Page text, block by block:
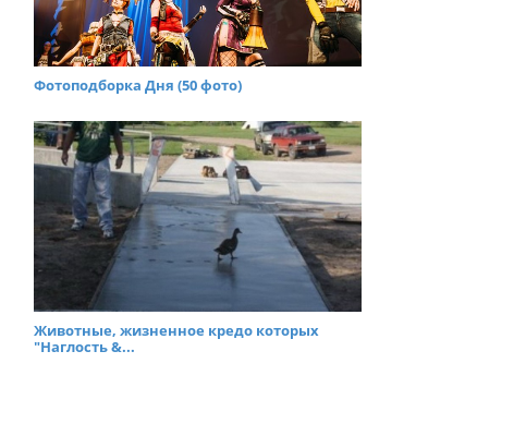
Фотоподборка Дня (50 фото)
Животные, жизненное кредо которых
"Наглость &...